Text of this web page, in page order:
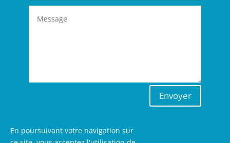
Envoyer
En poursuivant votre navigation sur